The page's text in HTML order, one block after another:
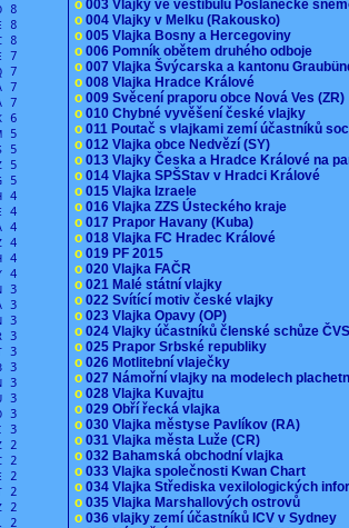
o 003 Vlajky ve vestibulu Poslanecké
o 004 Vlajky v Melku (Rakousko)
o 005 Vlajka Bosny a Hercegoviny
o 006 Pomník obětem druhého odboje
o 007 Vlajka Švýcarska a kantonu
o 008 Vlajka Hradce Králové
o 009 Svěcení praporu obce Nová Ves
o 010 Chybné vyvěšení české vlajky
o 011 Poutač s vlajkami zemí účastníků
o 012 Vlajka obce Nedvězí (SY)
o 013 Vlajky Česka a Hradce Králové na
o 014 Vlajka SPŠStav v Hradci Králové
o 015 Vlajka Izraele
o 016 Vlajka ZZS Ústeckého kraje
o 017 Prapor Havany (Kuba)
o 018 Vlajka FC Hradec Králové
o 019 PF 2015
o 020 Vlajka FAČR
o 021 Malé státní vlajky
o 022 Svítící motiv české vlajky
o 023 Vlajka Opavy (OP)
o 024 Vlajky účastníků členské schůze
o 025 Prapor Srbské republiky
o 026 Motlitební vlaječky
o 027 Námořní vlajky na modelech
o 028 Vlajka Kuvajtu
o 029 Obří řecká vlajka
o 030 Vlajka městyse Pavlíkov (RA)
o 031 Vlajka města Luže (CR)
o 032 Bahamská obchodní vlajka
o 033 Vlajka společnosti Kwan Chart
o 034 Vlajka Střediska vexilologických
o 035 Vlajka Marshallových ostrovů
o 036 vlajky zemí účastníků ICV v Sydney